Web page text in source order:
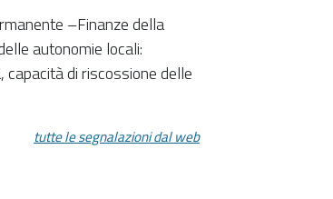
–Finanze della
autonomie locali:
di riscossione delle
tutte le segnalazioni dal web